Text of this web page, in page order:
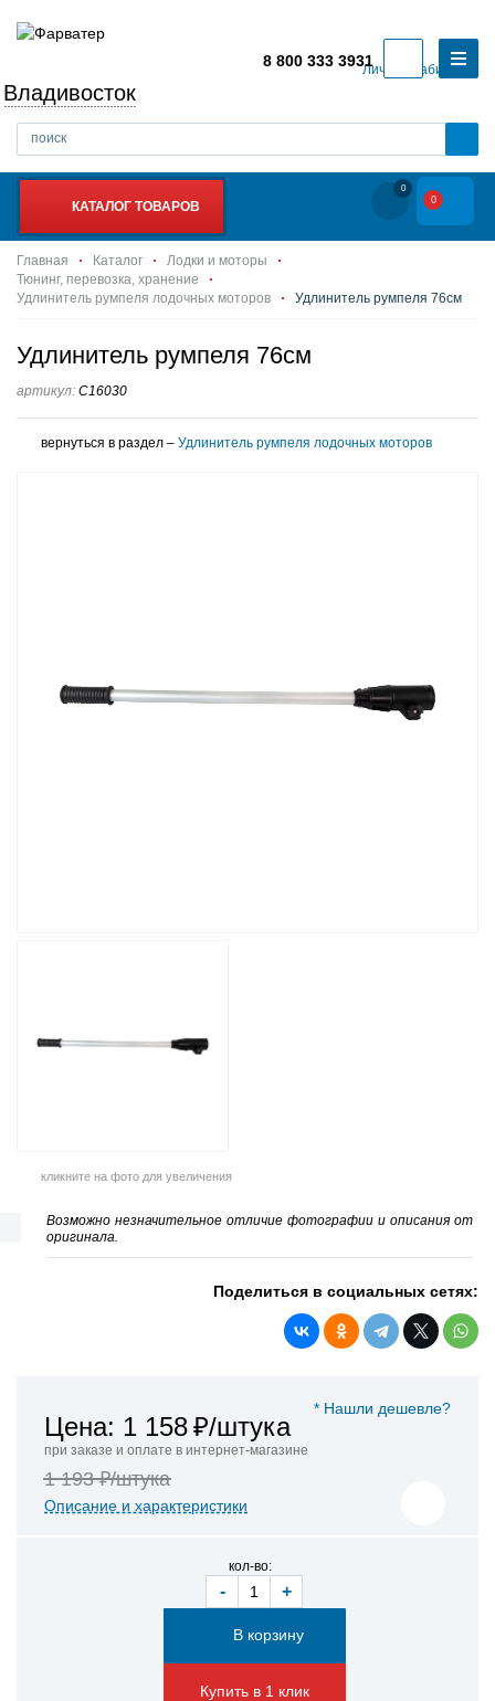
Личный кабинет
Владивосток
8 800 333 3931
КАТАЛОГ ТОВАРОВ
0
0
Главная Каталог
Лодки и моторы
Тюнинг, перевозка, хранение
Удлинитель румпеля лодочных моторов
Удлинитель румпеля 76см
Удлинитель румпеля 76см
артикул: C16030
вернуться в раздел – Удлинитель румпеля лодочных моторов
кликните на фото для увеличения
Возможно незначительное отличие фотографии и описания от
оригинала.
Поделиться в социальных сетях:
* Нашли дешевле?
Цена: 1 158₽/штука
при заказе и оплате в интернет-магазине
1 193 ₽/штука
Описание и характеристики
кол-во:
- +
Купить в 1 клик